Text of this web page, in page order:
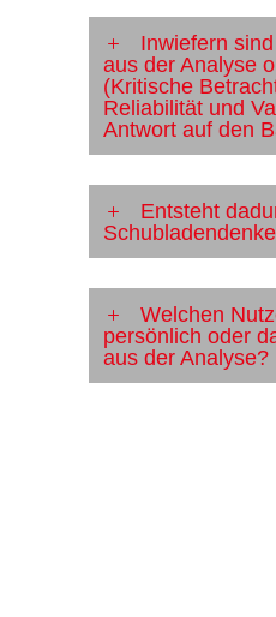
Inwiefern
aus der Analyse
(Kritische
Reliabilität und
Antwort auf den
Entsteht
Welchen
persönlich oder
aus der Analyse?